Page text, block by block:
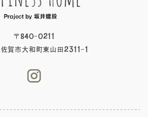
〒840-0211
賀市大和町東山田2311-1